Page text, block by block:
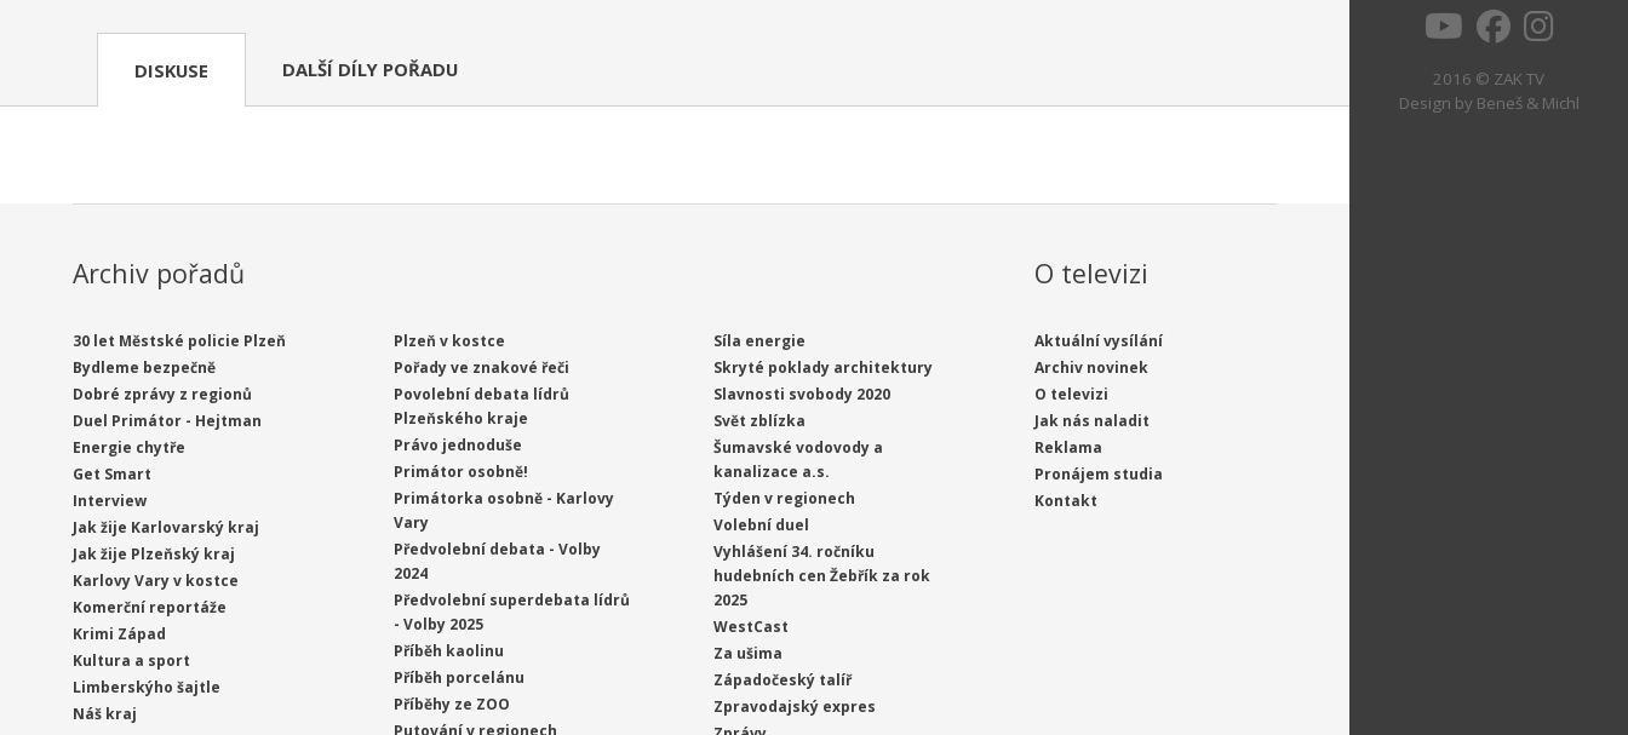
2016 © ZAK TV
Design by Beneš & Michl
DISKUSE DALŠÍ DÍLY POŘADU
Archiv pořadů
30 let Městské policie Plzeň
Bydleme bezpečně
Dobré zprávy z regionů
Duel Primátor - Hejtman
Energie chytře
Get Smart
Interview
Jak žije Karlovarský kraj
Jak žije Plzeňský kraj
Karlovy Vary v kostce
Komerční reportáže
Krimi Západ
Kultura a sport
Limberskýho šajtle
Náš kraj
Plzeň v kostce
Pořady ve znakové řeči
Povolební debata lídrů
Plzeňského kraje
Právo jednoduše
Primátor osobně!
Primátorka osobně - Karlovy
Vary
Předvolební debata - Volby
2024
Předvolební superdebata lídrů
- Volby 2025
Příběh kaolinu
Příběh porcelánu
Příběhy ze ZOO
Síla energie
Skryté poklady architektury
Slavnosti svobody 2020
Svět zblízka
Šumavské vodovody a
kanalizace a.s.
Týden v regionech
Volební duel
Vyhlášení 34. ročníku
hudebních cen Žebřík za rok
2025
WestCast
Za ušima
Západočeský talíř
Zpravodajský expres
O televizi
Aktuální vysílání
Archiv novinek
O televizi
Jak nás naladit
Reklama
Pronájem studia
Kontakt